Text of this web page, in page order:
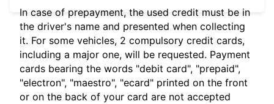
In case of prepayment, the used credit must be in
the driver's name and presented when collecting
it. For some vehicles, 2 compulsory credit cards,
including a major one, will be requested. Payment
cards bearing the words "debit card", "prepaid",
"electron", "maestro", "ecard" printed on the front
or on the back of your card are not accepted